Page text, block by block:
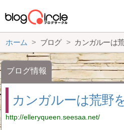
ホーム ブログ カンガルーは
ブログ情報
カンガルーは荒野
http://elleryqueen.seesaa.net/